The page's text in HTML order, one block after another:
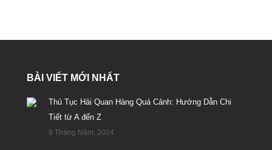
BÀI VIẾT MỚI NHẤT
Thủ Tục Hải Quan Hàng Quá Cảnh: Hướng Dẫn Chi
Tiết từ A đến Z
9 Tháng Năm, 2024